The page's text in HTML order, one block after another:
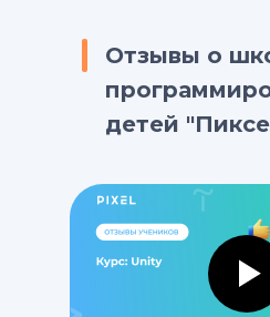
Отзывы о
детей